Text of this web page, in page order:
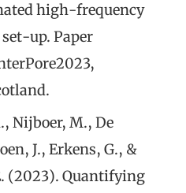
high-frequency
up. Paper
Nijboer, M., De
J., Erkens, G., &
(2023). Quantifying